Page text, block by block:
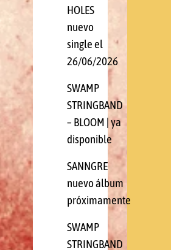
HOLES
nuevo
single el
26/06/2026
SWAMP
STRINGBAND
– BLOOM | ya
disponible
SANNGRE
nuevo álbum
próximamente
SWAMP
STRINGBAND